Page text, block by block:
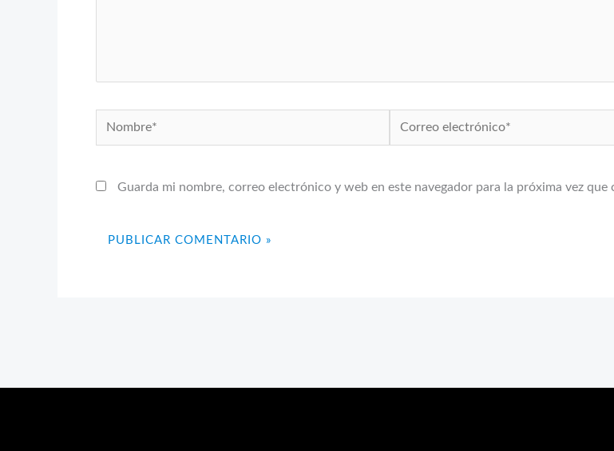
Nombre*
Correo
electrónico*
Guarda mi nombre, correo electrónico y web en este navegador para la próxima vez que